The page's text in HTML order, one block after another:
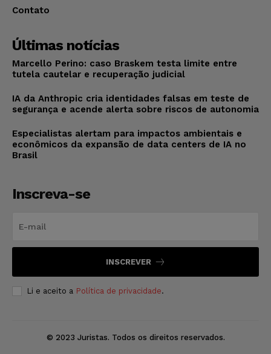
Contato
Últimas notícias
Marcello Perino: caso Braskem testa limite entre
tutela cautelar e recuperação judicial
IA da Anthropic cria identidades falsas em teste de
segurança e acende alerta sobre riscos de autonomia
Especialistas alertam para impactos ambientais e
econômicos da expansão de data centers de IA no
Brasil
Inscreva-se
INSCREVER
Li e aceito a Política de privacidade.
© 2023 Juristas. Todos os direitos reservados.